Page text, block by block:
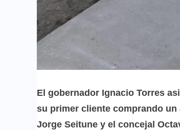
El gobernador Ignacio Torres
su primer cliente comprando
Jorge Seitune y el concejal